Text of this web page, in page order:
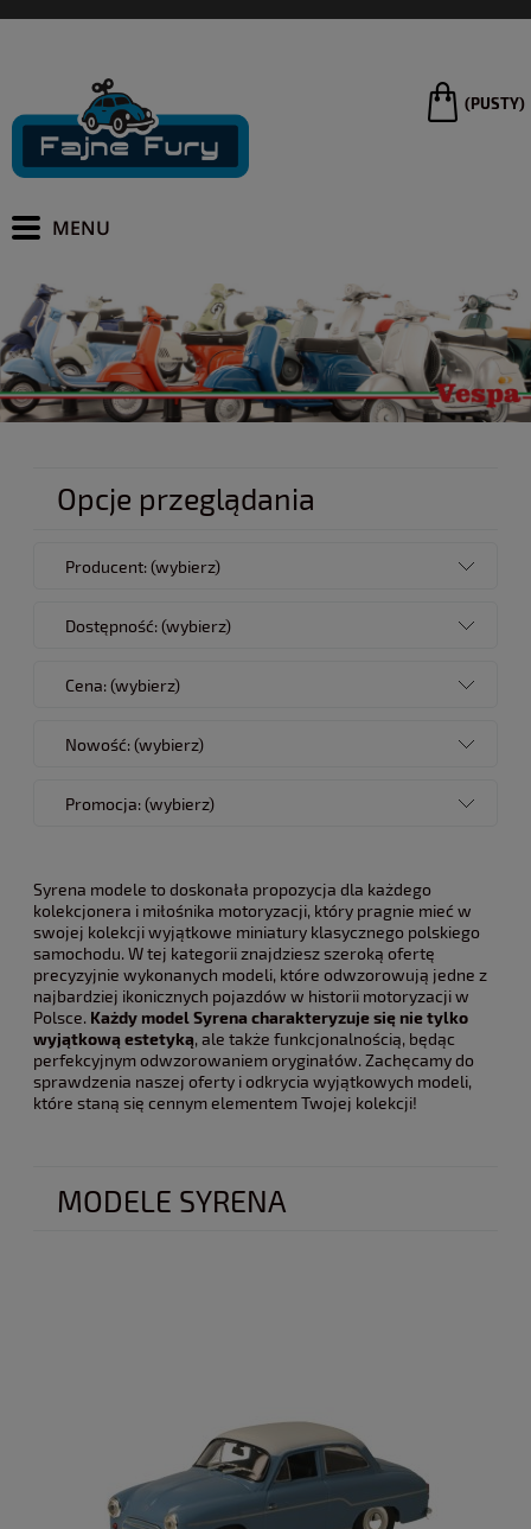
(PUSTY)
Opcje przeglądania
Producent: (wybierz)
Dostępność: (wybierz)
Cena: (wybierz)
Nowość: (wybierz)
Promocja: (wybierz)
Syrena modele to doskonała propozycja dla każdego
kolekcjonera i miłośnika motoryzacji, który pragnie mieć w
swojej kolekcji wyjątkowe miniatury klasycznego polskiego
samochodu. W tej kategorii znajdziesz szeroką ofertę
precyzyjnie wykonanych modeli, które odwzorowują jedne z
najbardziej ikonicznych pojazdów w historii motoryzacji w
Polsce. Każdy model Syrena charakteryzuje się nie tylko
wyjątkową estetyką, ale także funkcjonalnością, będąc
perfekcyjnym odwzorowaniem oryginałów. Zachęcamy do
sprawdzenia naszej oferty i odkrycia wyjątkowych modeli,
które staną się cennym elementem Twojej kolekcji!
MODELE SYRENA